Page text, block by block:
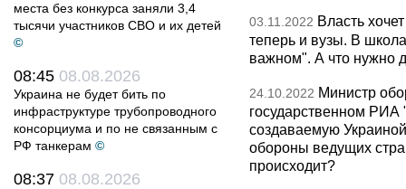
места без конкурса заняли 3,4
тысячи участников СВО и их детей
©
08:45 08.08.2026
Украина не будет бить по
инфраструктуре трубопроводного
консорциума и по не связанным с
РФ танкерам ©
08:37 08.08.2026
03.11.2022 Власть
теперь и вузы. В
важном". А что нужно
24.10.2022 Министр
государственном РИА
создаваемую
обороны ведущих
происходит?